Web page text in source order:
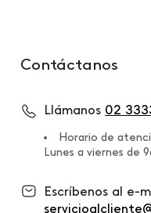
Contáctanos
Llámanos 02
Horario de
Lunes a viernes de
Escríbenos al e-